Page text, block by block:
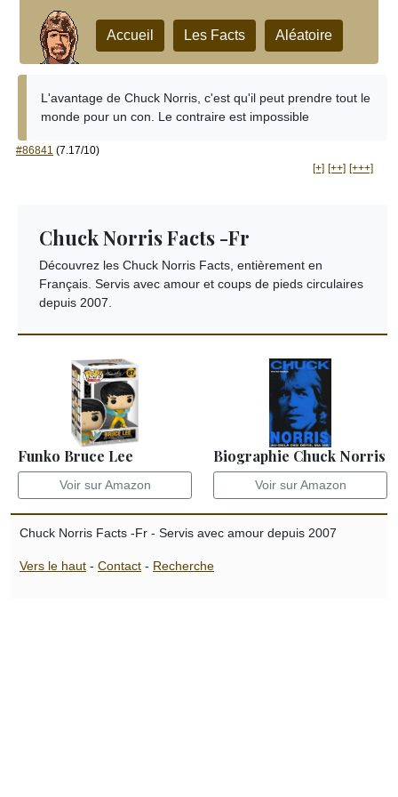
Accueil Les Facts Aléatoire
L'avantage de Chuck Norris, c'est qu'il peut prendre tout le
monde pour un con. Le contraire est impossible
#86841 (7.17/10)
[+] [++] [+++]
Chuck Norris Facts -Fr
Découvrez les Chuck Norris Facts, entièrement en
Français. Servis avec amour et coups de pieds circulaires
depuis 2007.
Funko Bruce Lee
Voir sur Amazon
Biographie Chuck Norris
Voir sur Amazon
Chuck Norris Facts -Fr - Servis avec amour depuis 2007
Vers le haut - Contact - Recherche